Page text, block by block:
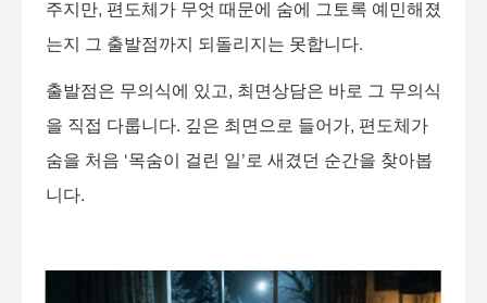
주지만, 편도체가 무엇 때문에 숨에 그토록 예민해졌
는지 그 출발점까지 되돌리지는 못합니다.
출발점은 무의식에 있고, 최면상담은 바로 그 무의식
을 직접 다룹니다. 깊은 최면으로 들어가, 편도체가
숨을 처음 ‘목숨이 걸린 일’ 로 새겼던 순간을 찾아봅
니다.